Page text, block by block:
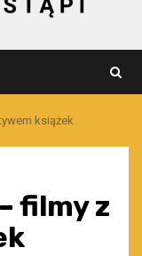
książek
filmy z